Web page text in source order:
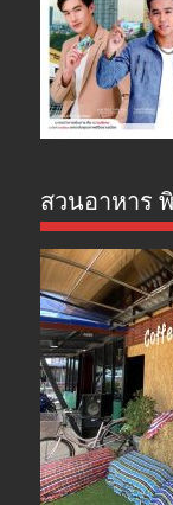
สวนอาหาร